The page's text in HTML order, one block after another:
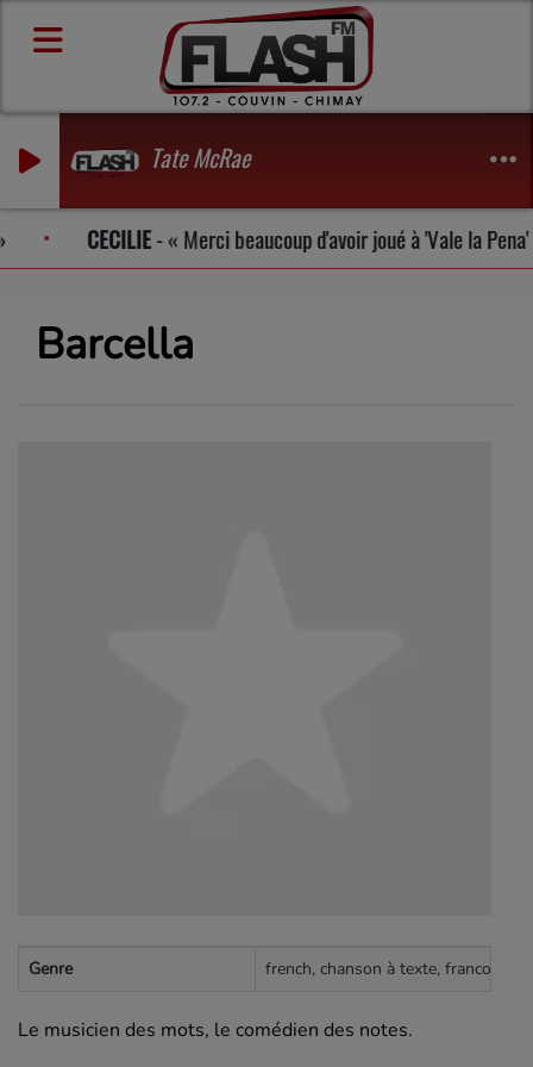
Tate McRae
- Merci beaucoup d'avoir joué à 'Vale la Pena'
Barcella
Genre french, chanson à texte,
Le musicien des mots, le comédien des notes.